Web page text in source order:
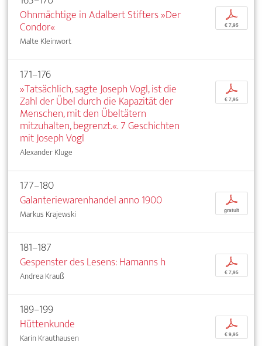
Ohnmächtige in Adalbert Stifters »Der
Condor«
Malte Kleinwort
p
€ 7,95
171–176
»Tatsächlich, sagte Joseph Vogl, ist die
Zahl der Übel durch die Kapazität der
Menschen, mit den Übeltätern
mitzuhalten, begrenzt.«. 7 Geschichten
mit Joseph Vogl
Alexander Kluge
p
€ 7,95
177–180
Galanteriewarenhandel anno 1900
Markus Krajewski
p
gratuit
181–187
Gespenster des Lesens: Hamanns h
Andrea Krauß
p
€ 7,95
189–199
Hüttenkunde
Karin Krauthausen
p
€ 9,95